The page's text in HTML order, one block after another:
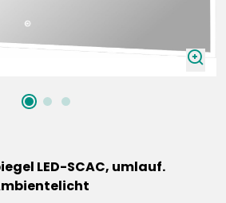
zoomIn
LED-SCAC, umlauf.